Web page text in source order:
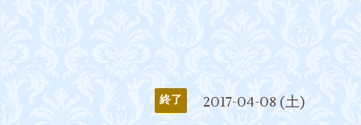
終了 2017-04-08 (土)